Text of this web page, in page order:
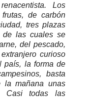
Los
de carbón
tres plazas
de las cuales se
del pescado,
curioso
país, la forma de
basta
la mañana unas
Casi todas las